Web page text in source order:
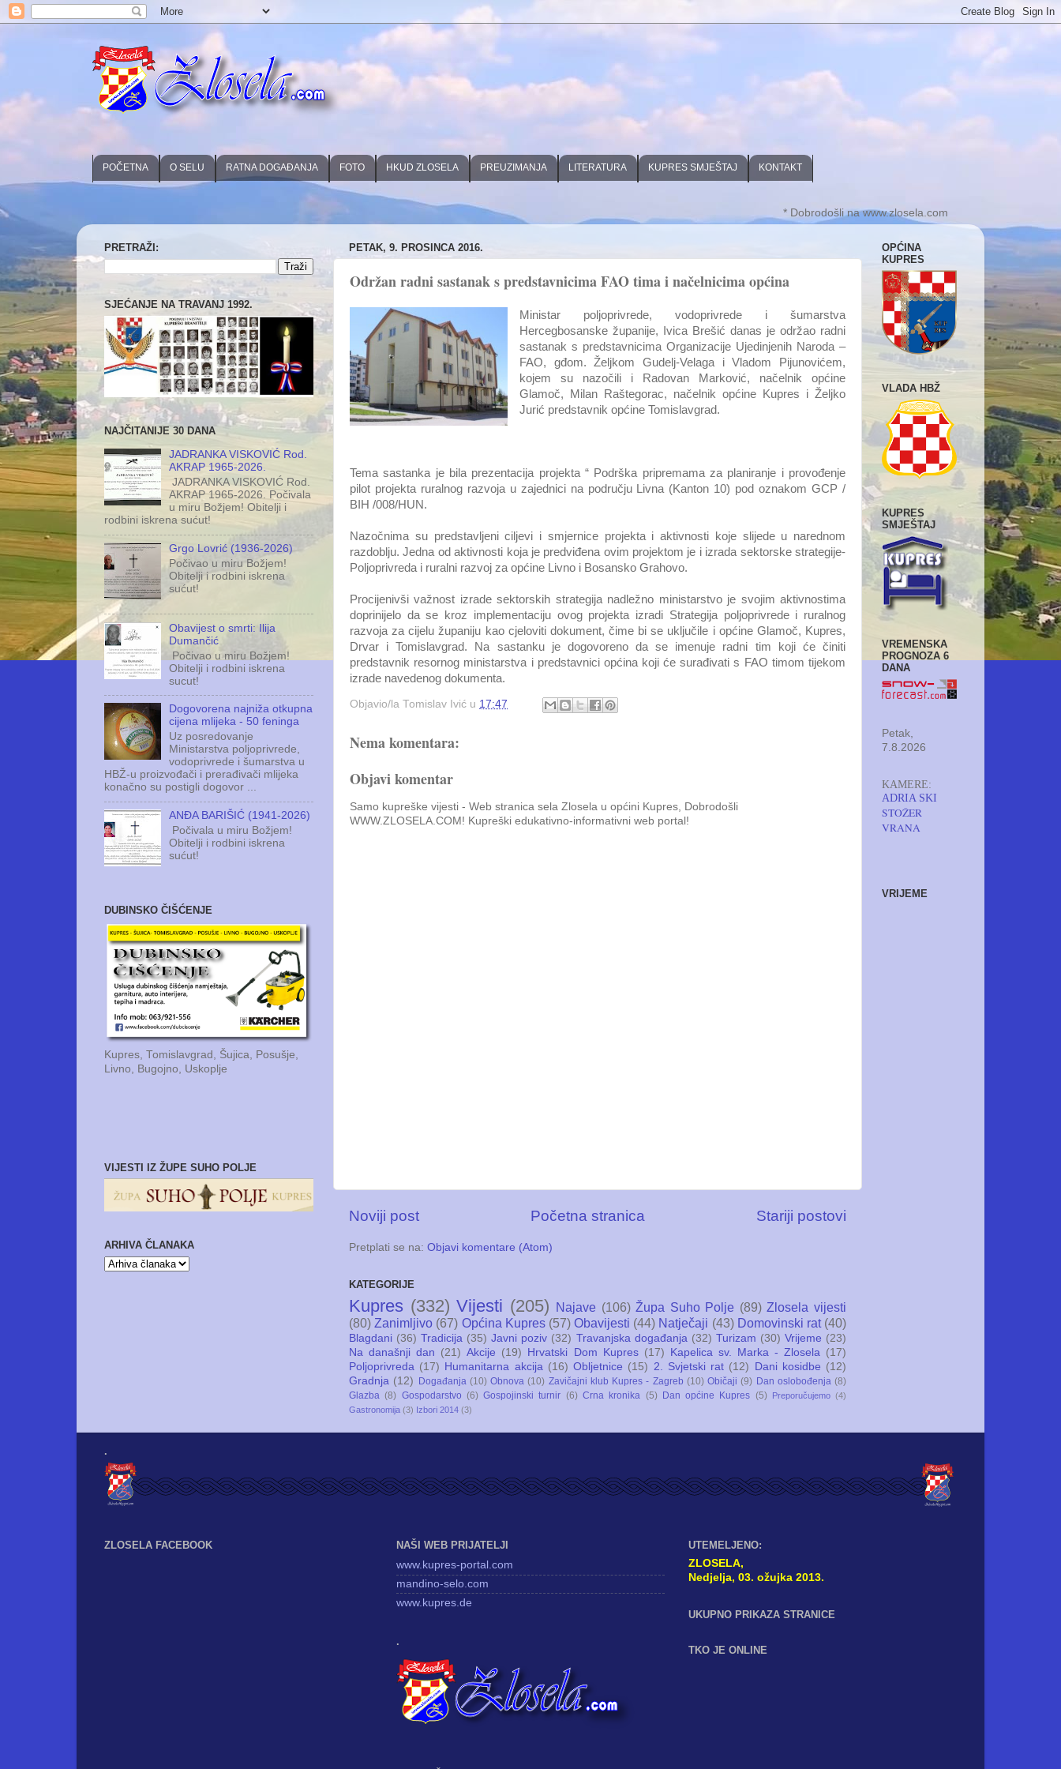
POČETNA O SELU RATNA DOGAĐANJA FOTO HKUD ZLOSELA PREUZIMANJA LITERATURA KUPRES SMJEŠTAJ KONTAKT
* Dobrodošli na www.zlosela.com
PETAK, 9. PROSINCA 2016.
Održan radni sastanak s predstavnicima FAO tima i načelnicima općina
Ministar poljoprivrede, vodoprivrede i šumarstva
Hercegbosanske županije, Ivica Brešić danas je održao radni
sastanak s predstavnicima Organizacije Ujedinjenih Naroda –
FAO, gđom. Željkom Gudelj-Velaga i Vladom Pijunovićem,
kojem su nazočili i Radovan Marković, načelnik općine
Glamoč, Milan Raštegorac, načelnik općine Kupres i Željko
Jurić predstavnik općine Tomislavgrad.
Tema sastanka je bila prezentacija projekta “ Podrška pripremama za planiranje i provođenje
pilot projekta ruralnog razvoja u zajednici na području Livna (Kanton 10) pod oznakom GCP /
BIH /008/HUN.
Nazočnima su predstavljeni ciljevi i smjernice projekta i aktivnosti koje slijede u narednom
razdoblju. Jedna od aktivnosti koja je predviđena ovim projektom je i izrada sektorske strategije-
Poljoprivreda i ruralni razvoj za općine Livno i Bosansko Grahovo.
Procijenivši važnost izrade sektorskih strategija nadležno ministarstvo je svojim aktivnostima
doprinijelo da se kroz implementaciju ovog projekta izradi Strategija poljoprivrede i ruralnog
razvoja za cijelu županiju kao cjeloviti dokument, čime bi se uključile i općine Glamoč, Kupres,
Drvar i Tomislavgrad. Na sastanku je dogovoreno da se imenuje radni tim koji će činiti
predstavnik resornog ministarstva i predstavnici općina koji će surađivati s FAO timom tijekom
izrade navedenog dokumenta.
Objavio/la Tomislav Ivić u 17:47
Nema komentara:
Objavi komentar
Samo kupreške vijesti - Web stranica sela Zlosela u općini Kupres, Dobrodošli
WWW.ZLOSELA.COM! Kupreški edukativno-informativni web portal!
Noviji post Stariji postovi
Početna stranica
Pretplati se na: Objavi komentare (Atom)
KATEGORIJE
Kupres (332) Vijesti (205) Najave (106) Župa Suho Polje (89) Zlosela vijesti
(80) Zanimljivo (67) Općina Kupres (57) Obavijesti (44) Natječaji (43) Domovinski rat (40)
Blagdani (36) Tradicija (35) Javni poziv (32) Travanjska događanja (32) Turizam (30) Vrijeme (23)
Na današnji dan (21) Akcije (19) Hrvatski Dom Kupres (17) Kapelica sv. Marka - Zlosela (17)
Poljoprivreda (17) Humanitarna akcija (16) Obljetnice (15) 2. Svjetski rat (12) Dani kosidbe (12)
Gradnja (12) Događanja (10) Obnova (10) Zavičajni klub Kupres - Zagreb (10) Običaji (9) Dan oslobođenja (8)
Glazba (8) Gospodarstvo (6) Gospojinski turnir (6) Crna kronika (5) Dan općine Kupres (5) Preporučujemo (4)
Gastronomija (3) Izbori 2014 (3)
PRETRAŽI:
SJEĆANJE NA TRAVANJ 1992.
NAJČITANIJE 30 DANA
JADRANKA VISKOVIĆ Rod.
AKRAP 1965-2026.
JADRANKA VISKOVIĆ Rod.
AKRAP 1965-2026. Počivala
u miru Božjem! Obitelji i
rodbini iskrena sućut!
Grgo Lovrić (1936-2026)
Počivao u miru Božjem!
Obitelji i rodbini iskrena
sućut!
Obavijest o smrti: Ilija
Dumančić
Počivao u miru Božjem!
Obitelji i rodbini iskrena
sucut!
Dogovorena najniža otkupna
cijena mlijeka - 50 feninga
Uz posredovanje
Ministarstva poljoprivrede,
vodoprivrede i šumarstva u
HBŽ-u proizvođači i prerađivači mlijeka
konačno su postigli dogovor ...
ANĐA BARIŠIĆ (1941-2026)
Počivala u miru Božjem!
Obitelji i rodbini iskrena
sućut!
DUBINSKO ČIŠĆENJE
Kupres, Tomislavgrad, Šujica, Posušje,
Livno, Bugojno, Uskoplje
VIJESTI IZ ŽUPE SUHO POLJE
ARHIVA ČLANAKA
OPĆINA
KUPRES
VLADA HBŽ
KUPRES
SMJEŠTAJ
VREMENSKA
PROGNOZA 6
DANA
Petak,
7.8.2026
KAMERE:
ADRIA SKI
STOŽER
VRANA
VRIJEME
.
ZLOSELA FACEBOOK
NAŠI WEB PRIJATELJI
www.kupres-portal.com
mandino-selo.com
www.kupres.de
.
UTEMELJENO:
ZLOSELA,
Nedjelja, 03. ožujka 2013.
UKUPNO PRIKAZA STRANICE
TKO JE ONLINE